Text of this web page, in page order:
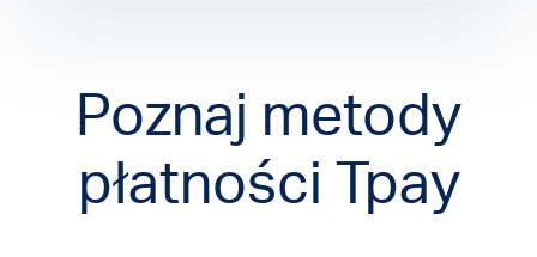
Poznaj metody
płatności Tpay